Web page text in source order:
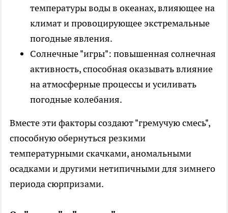
температуры воды в океанах, влияющее на
климат и провоцирующее экстремальные
погодные явления.
Солнечные "игры": повышенная солнечная
активность, способная оказывать влияние
на атмосферные процессы и усиливать
погодные колебания.
Вместе эти факторы создают "гремучую смесь",
способную обернуться резкими
температурными скачками, аномальными
осадками и другими нетипичными для зимнего
периода сюрпризами.